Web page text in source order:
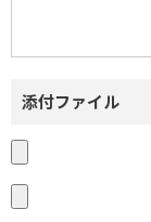
添付ファイル